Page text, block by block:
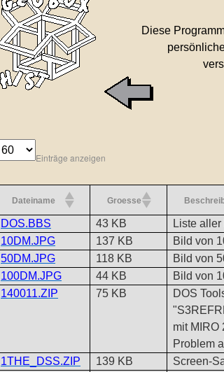
Diese
Einträge anzeigen
Dateiname Groesse
DOS.BBS 43 KB
Liste
10DM.JPG
137 KB Bild von
50DM.JPG
118 KB Bild von
100DM.JPG
44 KB Bild von
140011.ZIP
75 KB
DOS
mit MIRO
Problem
1THE_DSS.ZIP 139 KB Screen-